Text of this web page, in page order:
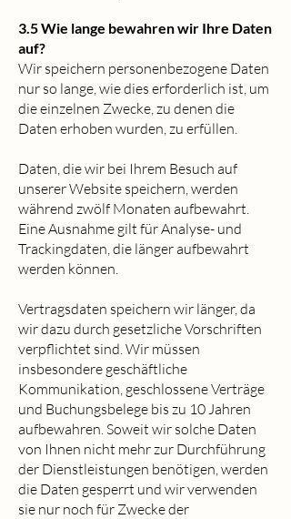
3.5 Wie lange bewahren wir Ihre Daten
auf?
Wir speichern personenbezogene Daten
nur so lange, wie dies erforderlich ist, um
die einzelnen Zwecke, zu denen die
Daten erhoben wurden, zu erfüllen.
Daten, die wir bei Ihrem Besuch auf
unserer Website speichern, werden
während zwölf Monaten aufbewahrt.
Eine Ausnahme gilt für Analyse- und
Trackingdaten, die länger aufbewahrt
werden können.
Vertragsdaten speichern wir länger, da
wir dazu durch gesetzliche Vorschriften
verpflichtet sind. Wir müssen
insbesondere geschäftliche
Kommunikation, geschlossene Verträge
und Buchungsbelege bis zu 10 Jahren
aufbewahren. Soweit wir solche Daten
von Ihnen nicht mehr zur Durchführung
der Dienstleistungen benötigen, werden
die Daten gesperrt und wir verwenden
sie nur noch für Zwecke der